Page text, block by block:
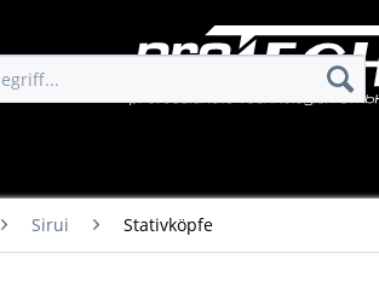
Sirui Stativköpfe